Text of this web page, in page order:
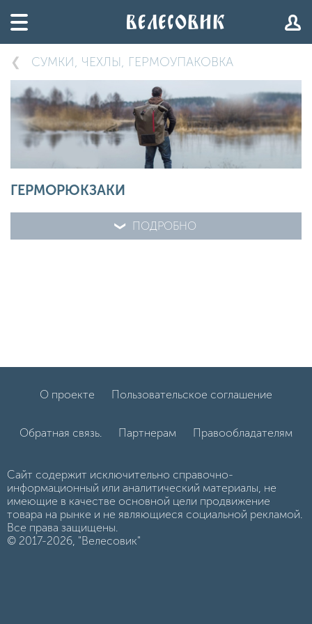
СУМКИ, ЧЕХЛЫ, ГЕРМОУПАКОВКА
ГЕРМОРЮКЗАКИ
ПОДРОБНО
О проекте Пользовательское соглашение
Обратная связь. Партнерам Правообладателям
Сайт содержит исключительно справочно-
информационный или аналитический материалы, не
имеющие в качестве основной цели продвижение
товара на рынке и не являющиеся социальной рекламой.
Все права защищены.
© 2017-2026, "Велесовик"